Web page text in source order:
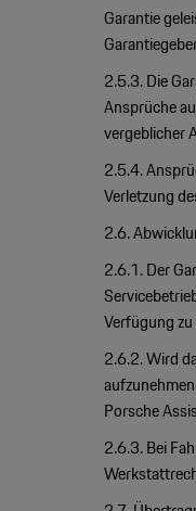
Garantie
2.5.3. Die
Ansprüche
vergeblicher
2.5.4.
Verletzung
2.6.
2.6.1. Der
Verfügung
2.6.2. Wird
Porsche
2.6.3. Bei